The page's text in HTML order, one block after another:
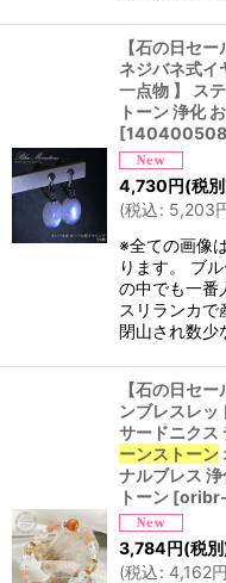
【石の日セ
ネジバネ式イ
一点物 】 ス
トーン 浄化
[
4,730円(税
(税込: 5,203
※全ての画像
ります。 ブ
の中でも一番
スリランカで
閉山され数少
【石の日セ
ンブレスレッ
サードニクス
ーンストーン
ナルブレス
トーン [
3,784円(税
(税込: 4,162円